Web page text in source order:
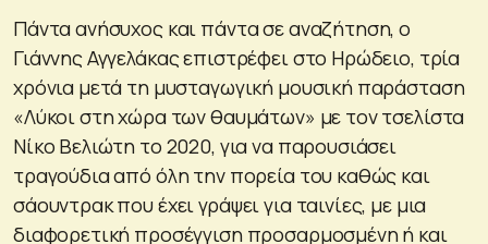
Πάντα ανήσυχος και πάντα σε αναζήτηση, ο
Γιάννης Αγγελάκας επιστρέφει στο Ηρώδειο, τρία
χρόνια μετά τη μυσταγωγική μουσική παράσταση
«Λύκοι στη χώρα των θαυμάτων» με τον τσελίστα
Νίκο Βελιώτη το 2020, για να παρουσιάσει
τραγούδια από όλη την πορεία του καθώς και
σάουντρακ που έχει γράψει για ταινίες, με μια
διαφορετική προσέγγιση προσαρμοσμένη ή και